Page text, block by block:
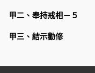
甲二、奉持戒相－５
甲三、結示勸修